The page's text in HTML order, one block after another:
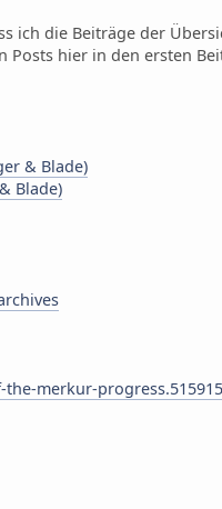
ich die Beiträge der
Posts hier in den ersten
& Blade)
Blade)
merkur-